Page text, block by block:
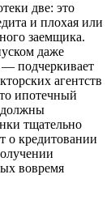
две: это
и плохая или
заемщика.
даже
— подчеркивает
агентств
ипотечный
должны
тщательно
о кредитовании
вовремя